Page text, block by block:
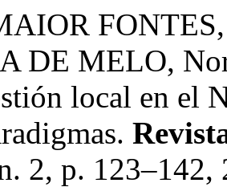
DE MELO,
local en el
2, p.